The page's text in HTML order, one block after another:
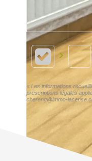
« Les informations
prescriptions légales
chereng@immo-